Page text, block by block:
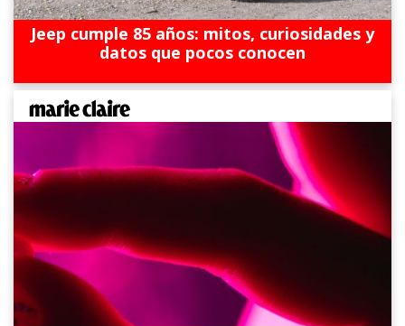
Jeep cumple 85 años: mitos, curiosidades y
datos que pocos conocen